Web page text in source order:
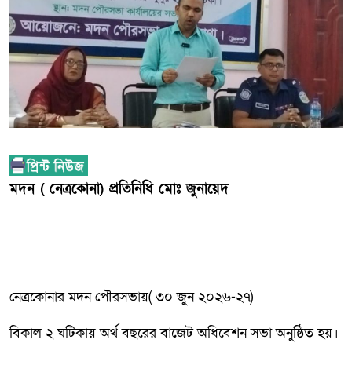
মদন ( নেত্রকোনা) প্রতিনিধি মোঃ জুনায়েদ
নেত্রকোনার মদন পৌরসভায়( ৩০ জুন ২০২৬-২৭)
বিকাল ২ ঘটিকায় অর্থ বছরের বাজেট অধিবেশন সভা অনুষ্ঠিত হয়।